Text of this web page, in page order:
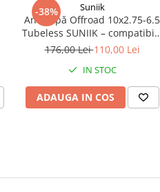
-38% Suniik
Anvelopă Offroad 10x2.75-6.5
Tubeless SUNIIK –
KuKirin G2, G2 Pro, G2 Ultra,
176,00 Lei110,00 Lei
IN STOC
ADAUGA IN COS